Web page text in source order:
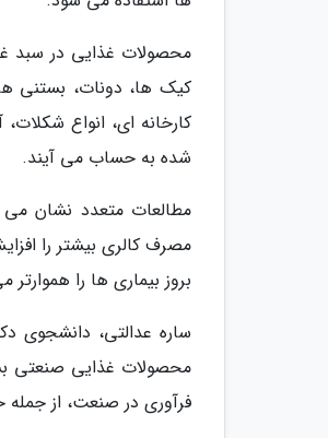
محصولات غذایی در سبد
کیک ها، دونات، بستنی
کارخانه ای، انواع
شده به حساب می آیند.
مطالعات متعدد نشان می
مصرف کالری بیشتر را
بروز بیماری ها را هموارتر
ساره عدالتی، دانشجوی
محصولات غذایی صنعتی
فرآوری در صنعت، از جمله